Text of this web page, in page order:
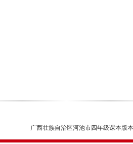
广西壮族自治区河池市四年级课本版本